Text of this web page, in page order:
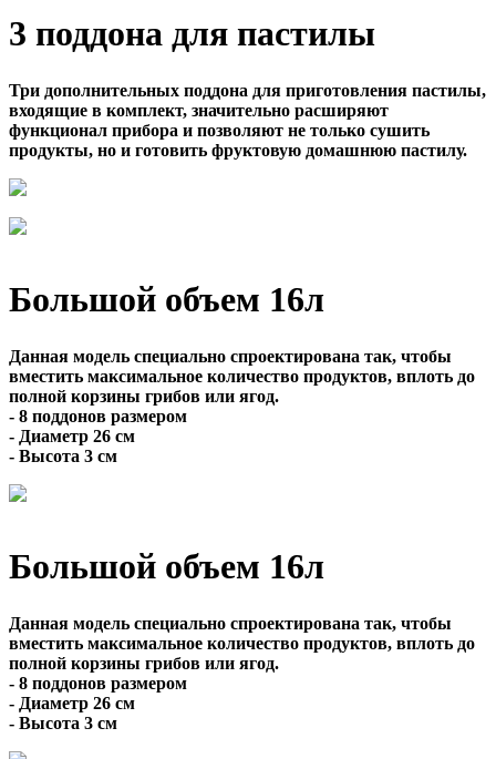
3 поддона для пастилы
Три дополнительных поддона для приготовления пастилы,
входящие в комплект, значительно расширяют
функционал прибора и позволяют не только сушить
продукты, но и готовить фруктовую домашнюю пастилу.
Большой объем 16л
Данная модель специально спроектирована так, чтобы
вместить максимальное количество продуктов, вплоть до
полной корзины грибов или ягод.
- 8 поддонов размером
- Диаметр 26 см
- Высота 3 см
Большой объем 16л
Данная модель специально спроектирована так, чтобы
вместить максимальное количество продуктов, вплоть до
полной корзины грибов или ягод.
- 8 поддонов размером
- Диаметр 26 см
- Высота 3 см